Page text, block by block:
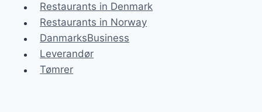
Restaurants in Denmark
Restaurants in Norway
DanmarksBusiness
Leverandør
Tømrer